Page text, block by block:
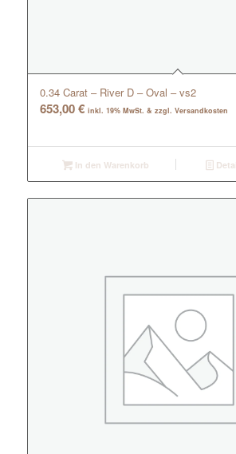
0.34 Carat – River D – Oval – vs2
653,00€ inkl. 19% MwSt. & zzgl. Versandkosten
In den Warenkorb